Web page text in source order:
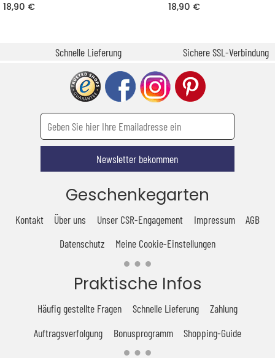
18,90 €
18,90 €
Schnelle Lieferung Sichere SSL-Verbindung
Newsletter bekommen
Geschenkegarten
Kontakt Über uns Unser CSR-Engagement Impressum
AGB
Datenschutz
Meine Cookie-Einstellungen
Praktische Infos
Häufig gestellte Fragen Schnelle Lieferung
Zahlung
Auftragsverfolgung
Bonusprogramm Shopping-Guide